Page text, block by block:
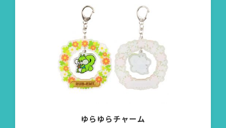
ゆらゆらチャーム